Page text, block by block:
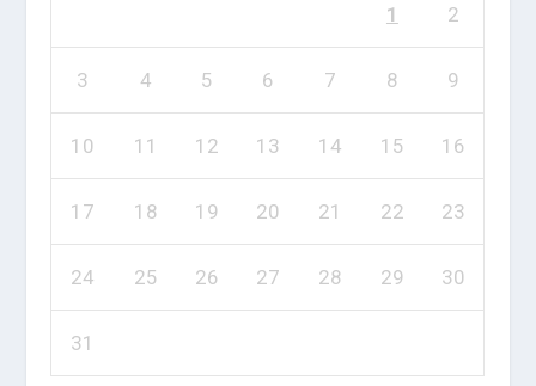
1 2
3 4 5 6 7 8 9
10 11 12 13 14 15 16
17 18 19 20 21 22 23
24 25 26 27 28 29 30
31